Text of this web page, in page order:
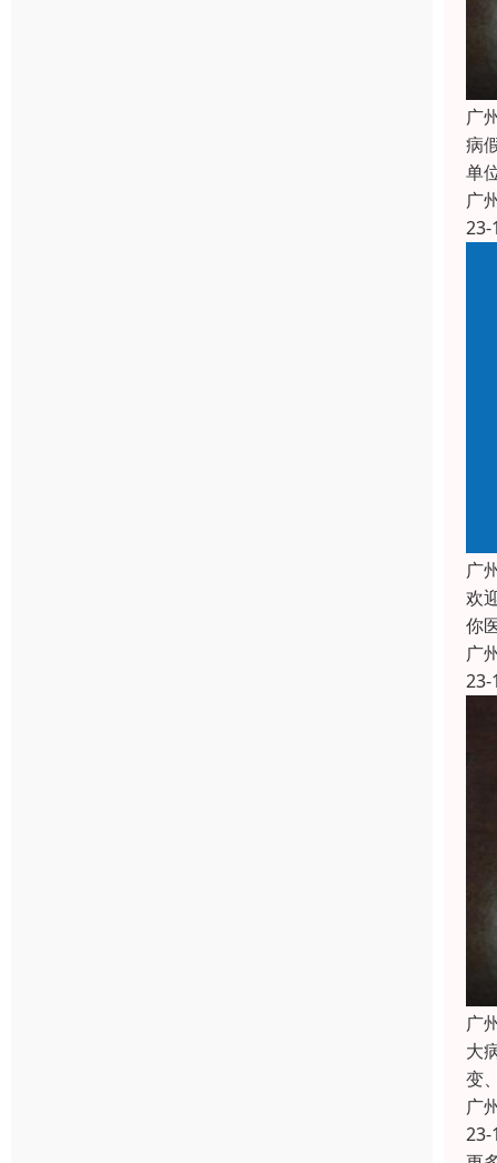
广
病
单
广
23-
广
欢
你
广
23-
广
大
变
广
23-